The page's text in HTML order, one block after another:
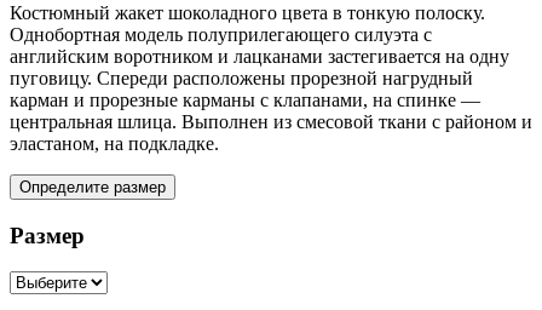
Костюмный жакет шоколадного цвета в тонкую полоску.
Однобортная модель полуприлегающего силуэта с
английским воротником и лацканами застегивается на одну
пуговицу. Спереди расположены прорезной нагрудный
карман и прорезные карманы с клапанами, на спинке —
центральная шлица. Выполнен из смесовой ткани с районом и
эластаном, на подкладке.
Определите размер
Размер